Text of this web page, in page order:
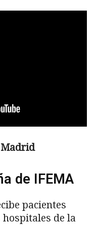
Madrid
de IFEMA
pacientes
de la